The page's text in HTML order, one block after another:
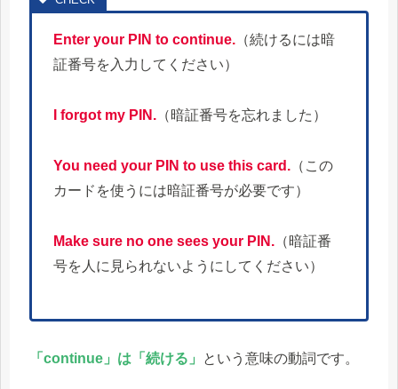
Enter your PIN to continue. （続けるには暗
証番号を入力してください）
I forgot my PIN. （暗証番号を忘れました）
You need your PIN to use this card. （この
カードを使うには暗証番号が必要です）
Make sure no one sees your PIN. （暗証番
号を人に見られないようにしてください）
「continue」は「続ける」 という意味の動詞です。